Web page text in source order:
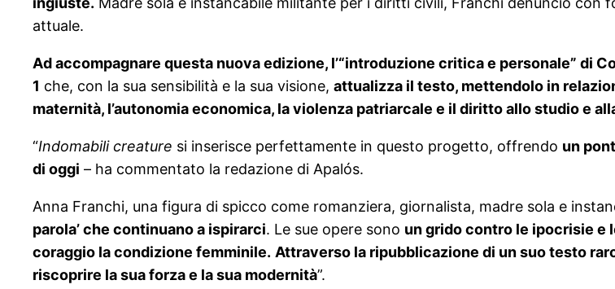
attuale.
Ad accompagnare questa nuova edizione, l’“introduzione critica e personale” di
1 che, con la sua sensibilità e la sua visione, attualizza il testo, mettendolo in
maternità, l’autonomia economica, la violenza patriarcale e il diritto allo studio e
“Indomabili creature si inserisce perfettamente in questo progetto, offrendo un
di oggi – ha commentato la redazione di Apalós.
Anna Franchi, una figura di spicco come romanziera, giornalista, madre sola e
parola’ che continuano a ispirarci. Le sue opere sono un grido contro le ipocrisie e
coraggio la condizione femminile. Attraverso la ripubblicazione di un suo testo
riscoprire la sua forza e la sua modernità”.